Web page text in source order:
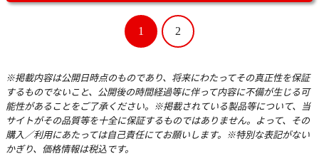
1 2
※掲載内容は公開日時点のものであり、将来にわたってその真正性を保証
するものでないこと、公開後の時間経過等に伴って内容に不備が生じる可
能性があることをご了承ください。※掲載されている製品等について、当
サイトがその品質等を十全に保証するものではありません。よって、その
購入／利用にあたっては自己責任にてお願いします。※特別な表記がない
かぎり、価格情報は税込です。